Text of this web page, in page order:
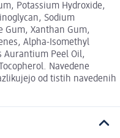
Potassium Hydroxide,
Sodium
Gum, Xanthan Gum,
Alpha-Isomethyl
Aurantium Peel Oil,
Navedene
od tistih navedenih